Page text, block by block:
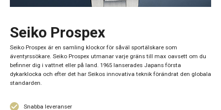
Seiko Prospex
Seiko Prospex är en samling klockor för såväl sportälskare som
äventyrssökare. Seiko Prospex utmanar varje gräns till max oavsett om du
befinner dig i vattnet eller på land. 1965 lanserades Japans första
dykarklocka och efter det har Seikos innovativa teknik förändrat den globala
standarden.
Snabba leveranser